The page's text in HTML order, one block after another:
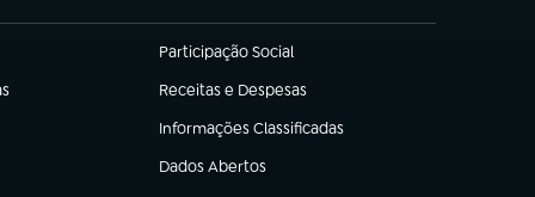
Participação Social
(abre em nova aba)
Receitas e Despesas
(abre em nova aba)
Informações Classificadas
(abre em nova aba)
Dados Abertos
(abre em nova aba)